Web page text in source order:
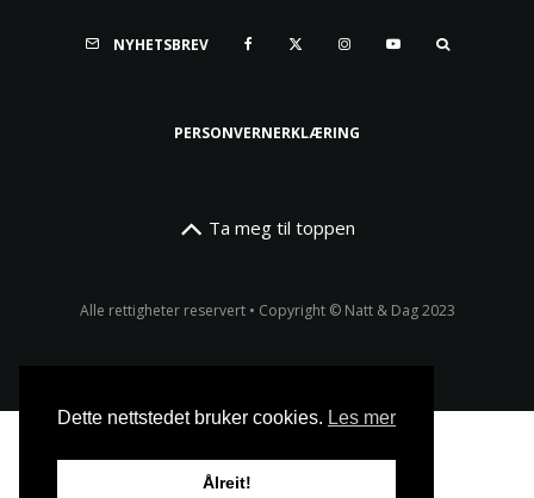
NYHETSBREV
PERSONVERNERKLÆRING
Ta meg til toppen
Alle rettigheter reservert • Copyright © Natt & Dag 2023
Dette nettstedet bruker cookies. Les mer
Ålreit!